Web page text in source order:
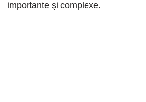
importante şi complexe.